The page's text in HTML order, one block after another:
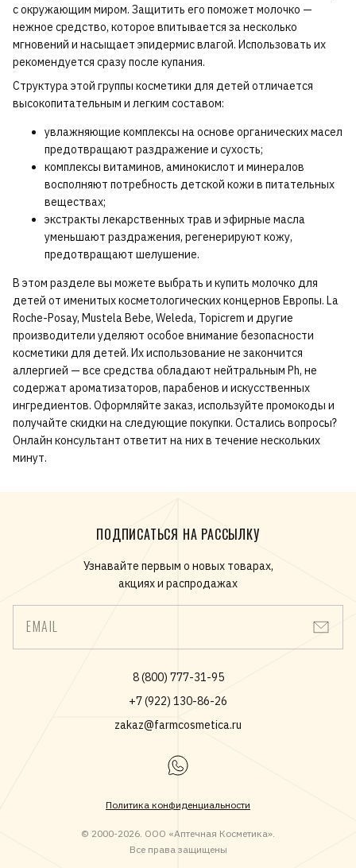
с окружающим миром. Защитить его поможет молочко —
нежное средство, которое впитывается за несколько
мгновений и насыщает эпидермис влагой. Использовать их
рекомендуется сразу после купания.
Структура этой группы косметики для детей отличается
высокопитательным и легким составом:
увлажняющие комплексы на основе органических масел
предотвращают раздражение и сухость;
комплексы витаминов, аминокислот и минералов
восполняют потребность детской кожи в питательных
веществах;
экстракты лекарственных трав и эфирные масла
уменьшают раздражения, регенерируют кожу,
предотвращают шелушение.
В этом разделе вы можете выбрать и купить молочко для
детей от именитых косметологических концернов Европы. La
Roche-Posay, Mustela Bebe, Weleda, Topicrem и другие
производители уделяют особое внимание безопасности
косметики для детей. Их использование не закончится
аллергией — все средства обладают нейтральным Ph, не
содержат ароматизаторов, парабенов и искусственных
ингредиентов. Оформляйте заказ, используйте промокоды и
получайте скидки на следующие покупки. Остались вопросы?
Онлайн консультант ответит на них в течение нескольких
минут.
ПОДПИСАТЬСЯ НА РАССЫЛКУ
Узнавайте первым о новых товарах,
акциях и распродажах
EMAIL
8 (800) 777-31-95
+7 (922) 130-86-26
zakaz@farmcosmetica.ru
Политика конфиденциальности
© 2000-2026. ООО «Аптечная Косметика».
Все права защищены